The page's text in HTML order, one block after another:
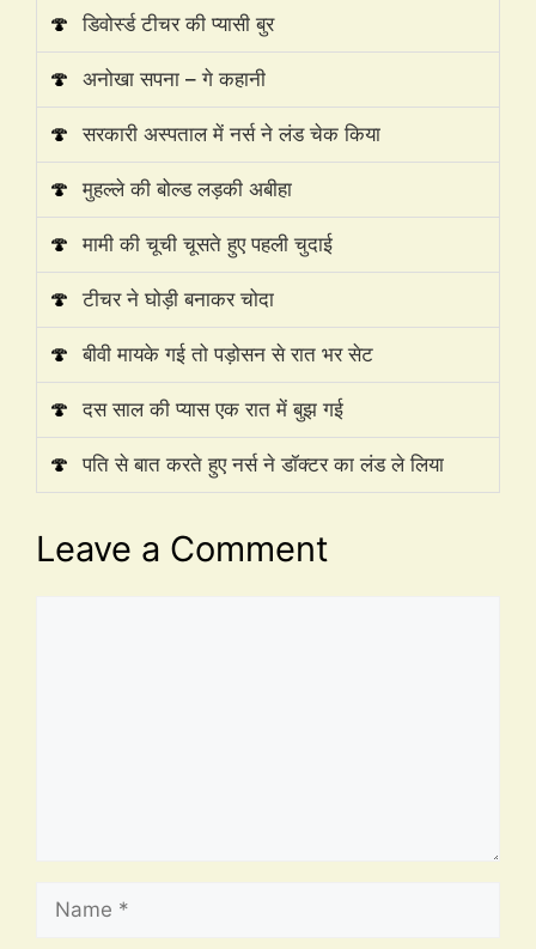
🍄 डिवोर्स्ड टीचर की प्यासी बुर
🍄 अनोखा सपना – गे कहानी
🍄 सरकारी अस्पताल में नर्स ने लंड चेक किया
🍄 मुहल्ले की बोल्ड लड़की अबीहा
🍄 मामी की चूची चूसते हुए पहली चुदाई
🍄 टीचर ने घोड़ी बनाकर चोदा
🍄 बीवी मायके गई तो पड़ोसन से रात भर सेट
🍄 दस साल की प्यास एक रात में बुझ गई
🍄 पति से बात करते हुए नर्स ने डॉक्टर का लंड ले लिया
Leave a Comment